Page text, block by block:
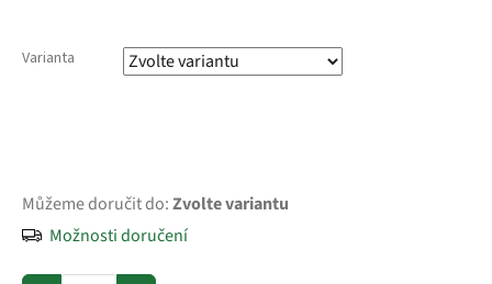
Varianta
Můžeme doručit do:Zvolte variantu
Možnosti doručení